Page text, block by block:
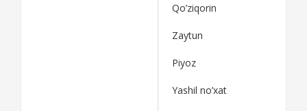
Qo’ziqorin
Zaytun
Piyoz
Yashil no’xat